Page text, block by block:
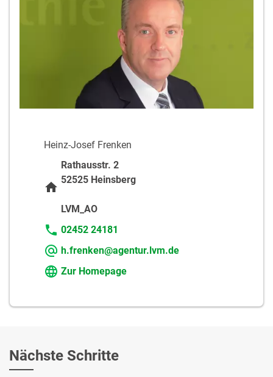
Heinz-Josef Frenken
Rathausstr. 2
52525 Heinsberg
LVM_AO
02452 24181
h.frenken@agentur.lvm.de
Zur Homepage
Nächste Schritte